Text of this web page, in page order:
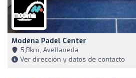
Modena Padel Center
5,8km, Avellaneda
Ver dirección y datos de contacto